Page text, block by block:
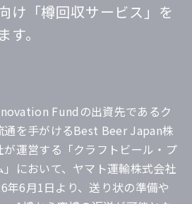
け「樽回収サービス」を
。
Fundの出資先であるク
通を手がけるBest Beer Japan株
運営する「クラフトビール・プ
」において、ヤマト運輸株式会社
年6月1日より、送り状の準備や